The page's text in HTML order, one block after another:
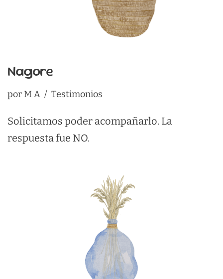
Nagore
por M A Testimonios
Solicitamos poder acompañarlo. La
respuesta fue NO.